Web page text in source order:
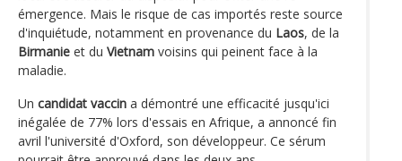
émergence. Mais le risque de cas importés reste source
d'inquiétude, notamment en provenance du Laos, de la
Birmanie et du Vietnam voisins qui peinent face à la
maladie.
Un candidat vaccin a démontré une efficacité jusqu'ici
inégalée de 77% lors d'essais en Afrique, a annoncé fin
avril l'université d'Oxford, son développeur. Ce sérum